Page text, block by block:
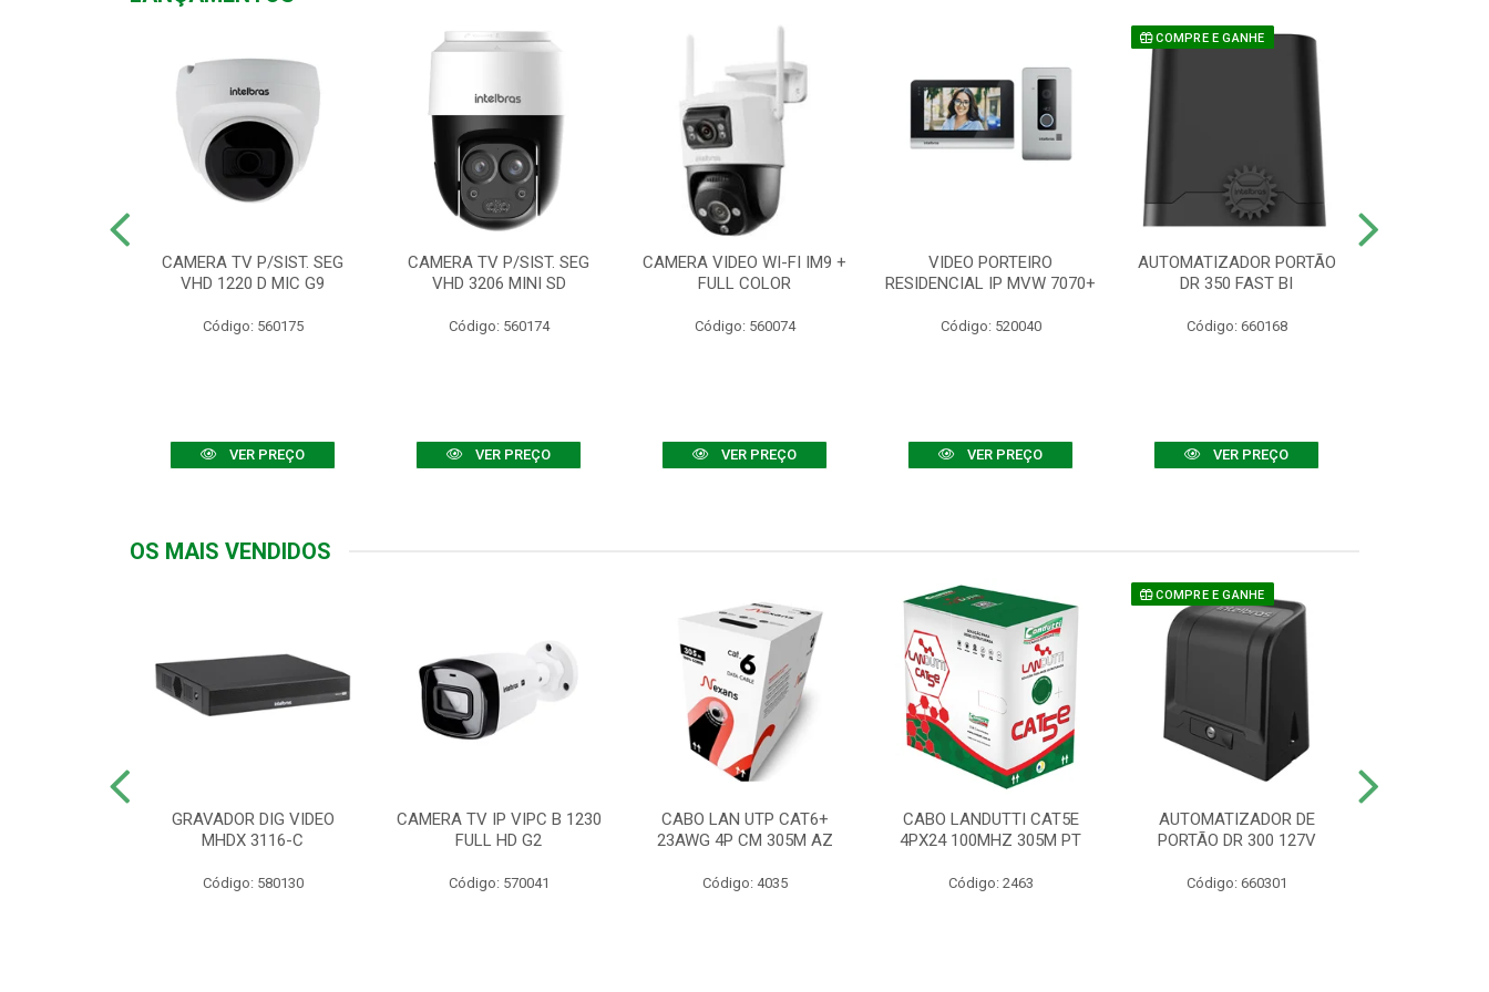
CAMERA TV P/SIST. SEG
VHD 1220 D MIC G9
Código: 560175
VER PREÇO
CAMERA TV P/SIST. SEG
VHD 3206 MINI SD
Código: 560174
VER PREÇO
CAMERA VIDEO WI-FI IM9 +
FULL COLOR
Código: 560074
VER PREÇO
VIDEO PORTEIRO
RESIDENCIAL IP MVW 7070+
Código: 520040
VER PREÇO
COMPRE E GANHE
AUTOMATIZADOR PORTÃO
DR 350 FAST BI
Código: 660168
VER PREÇO
OS MAIS VENDIDOS
GRAVADOR DIG VIDEO
MHDX 3116-C
Código: 580130
CAMERA TV IP VIPC B 1230
FULL HD G2
Código: 570041
CABO LAN UTP CAT6+
23AWG 4P CM 305M AZ
Código: 4035
CABO LANDUTTI CAT5E
4PX24 100MHZ 305M PT
Código: 2463
COMPRE E GANHE
AUTOMATIZADOR DE
PORTÃO DR 300 127V
Código: 660301